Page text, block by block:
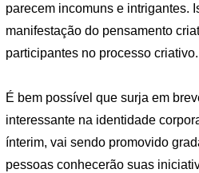
parecem incomuns e intrigantes.
manifestação do pensamento
participantes no processo criativo.
É bem possível que surja em
interessante na identidade
ínterim, vai sendo promovido
pessoas conhecerão suas